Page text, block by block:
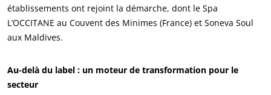
Agroalimentaire
Cosmétique
Bois et forêt
Produits de la maison
établissements ont rejoint la démarche, dont le Spa
L’OCCITANE au Couvent des Minimes (France) et Soneva Soul
aux Maldives.
Au-delà du label : un moteur de transformation pour le
secteur